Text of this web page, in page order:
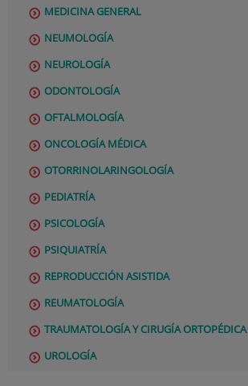
MEDICINA GENERAL
NEUMOLOGÍA
NEUROLOGÍA
ODONTOLOGÍA
OFTALMOLOGÍA
ONCOLOGÍA MÉDICA
OTORRINOLARINGOLOGÍA
PEDIATRÍA
PSICOLOGÍA
PSIQUIATRÍA
REPRODUCCIÓN ASISTIDA
REUMATOLOGÍA
TRAUMATOLOGÍA Y CIRUGÍA ORTOPÉDICA
UROLOGÍA